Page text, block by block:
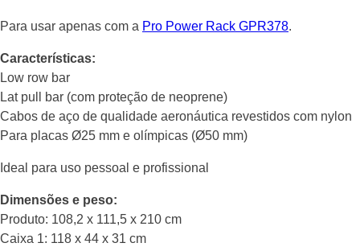
Para usar apenas com a Pro Power Rack GPR378.
Características:
Low row bar
Lat pull bar (com proteção de neoprene)
Cabos de aço de qualidade aeronáutica revestidos com nylon
Para placas Ø25 mm e olímpicas (Ø50 mm)
Ideal para uso pessoal e profissional
Dimensões e peso:
Produto: 108,2 x 111,5 x 210 cm
Caixa 1: 118 x 44 x 31 cm